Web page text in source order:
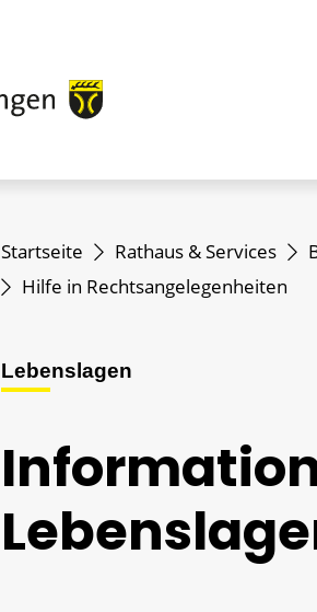
Startseite Rathaus & Services
Hilfe in Rechtsangelegenheiten
Lebenslagen